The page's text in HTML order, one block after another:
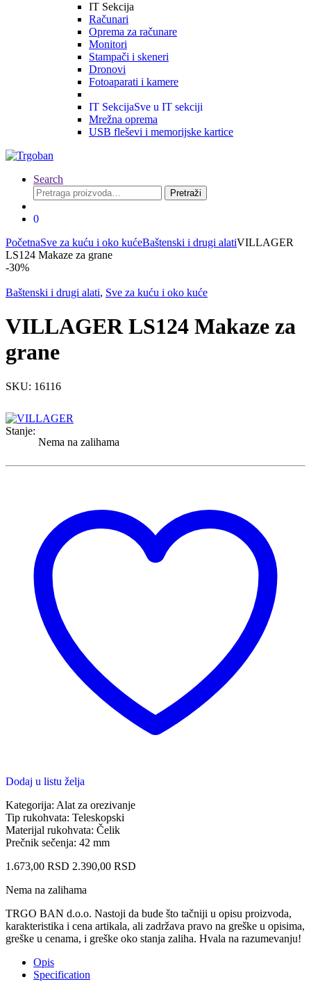
IT Sekcija
Računari
Oprema za računare
Monitori
Stampači i skeneri
Dronovi
Fotoaparati i kamere
IT SekcijaSve u IT sekciji
Mrežna oprema
USB fleševi i memorijske kartice
Search
Pretraga
za:
Pretraži
0
PočetnaSve za kuću i oko kućeBaštenski i drugi alatiVILLAGER
LS124 Makaze za grane
-30%
Baštenski i drugi alati, Sve za kuću i oko kuće
VILLAGER LS124 Makaze za
grane
SKU: 16116
Stanje:
Nema na zalihama
Dodaj u listu želja
Kategorija: Alat za orezivanje
Tip rukohvata: Teleskopski
Materijal rukohvata: Čelik
Prečnik sečenja: 42 mm
1.673,00 RSD 2.390,00 RSD
Nema na zalihama
TRGO BAN d.o.o. Nastoji da bude što tačniji u opisu proizvoda,
karakteristika i cena artikala, ali zadržava pravo na greške u opisima,
greške u cenama, i greške oko stanja zaliha. Hvala na razumevanju!
Opis
Specification